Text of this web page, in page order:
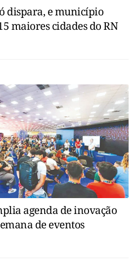
dispara, e município
maiores cidades do RN
agenda de inovação
de eventos